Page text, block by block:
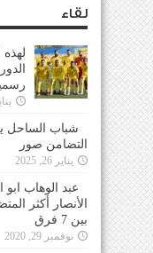
لقاء
يناير 13,
شباب الساحل
التضامن صور
يناير 26, 2025
عبد الوهاب ابو
الأنصار أكثر
بين 7 فرق
نوفمبر 29, 2020